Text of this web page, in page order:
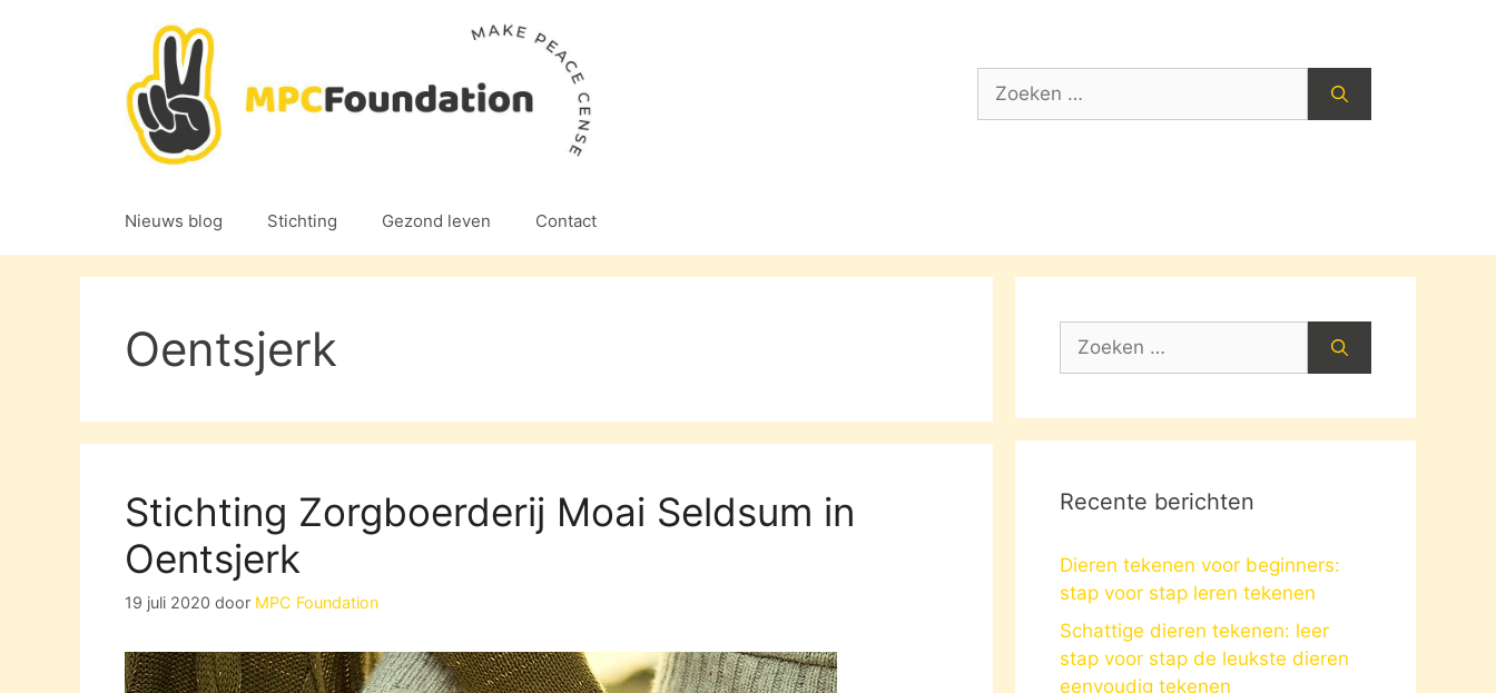
Zoek
Nieuws blog Stichting Gezond leven Contact
Oentsjerk
Stichting Zorgboerderij Moai Seldsum in
Oentsjerk
19 juli 2020 door MPC Foundation
Zoek
Recente berichten
Dieren tekenen voor beginners:
stap voor stap leren tekenen
Schattige dieren tekenen: leer
stap voor stap de leukste dieren
eenvoudig tekenen